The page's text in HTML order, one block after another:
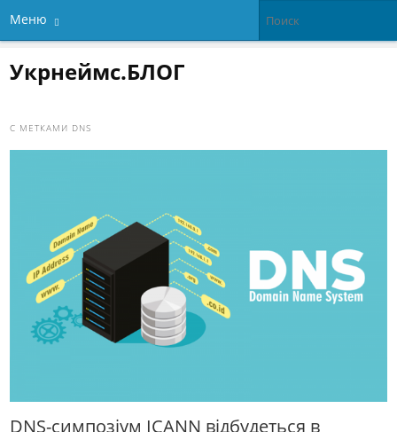
Меню
Укрнеймс.БЛОГ
С МЕТКАМИ DNS
DNS-симпозіум ICANN відбудеться в